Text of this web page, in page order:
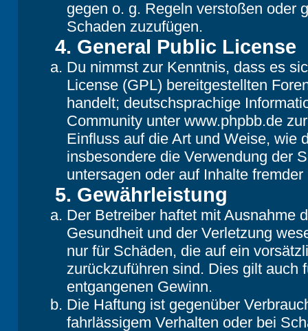
gegen o. g. Regeln verstoßen oder
Schaden zuzufügen.
4. General Public License
Du nimmst zur Kenntnis, dass es
License (GPL) bereitgestellten
handelt; deutschsprachige
Community unter www.phpbb.de
Einfluss auf die Art und Weise, wie
insbesondere die Verwendung der
untersagen oder auf Inhalte
5. Gewährleistung
Der Betreiber haftet mit Ausnahme
Gesundheit und der Verletzung
nur für Schäden, die auf ein
zurückzuführen sind. Dies gilt auch
entgangenen Gewinn.
Die Haftung ist gegenüber
fahrlässigem Verhalten oder bei